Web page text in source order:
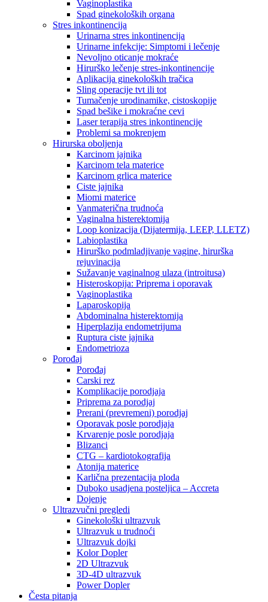
Vaginoplastika
Spad ginekoloških organa
Stres inkontinencija
Urinarna stres inkontinencija
Urinarne infekcije: Simptomi i lečenje
Nevoljno oticanje mokraće
Hirurško lečenje stres-inkontinencije
Aplikacija ginekoloških tračica
Sling operacije tvt ili tot
Tumačenje urodinamike, cistoskopije
Spad bešike i mokraćne cevi
Laser terapija stres inkontinencije
Problemi sa mokrenjem
Hirurska oboljenja
Karcinom jajnika
Karcinom tela materice
Karcinom grlica materice
Ciste jajnika
Miomi materice
Vanmaterična trudnoća
Vaginalna histerektomija
Loop konizacija (Dijatermija, LEEP, LLETZ)
Labioplastika
Hirurško podmladjivanje vagine, hirurška
rejuvinacija
Sužavanje vaginalnog ulaza (introitusa)
Histeroskopija: Priprema i oporavak
Vaginoplastika
Laparoskopija
Abdominalna histerektomija
Hiperplazija endometrijuma
Ruptura ciste jajnika
Endometrioza
Porođaj
Porođaj
Carski rez
Komplikacije porodjaja
Priprema za porodjaj
Prerani (prevremeni) porodjaj
Oporavak posle porodjaja
Krvarenje posle porodjaja
Blizanci
CTG – kardiotokografija
Atonija materice
Karlična prezentacija ploda
Duboko usadjena posteljica – Accreta
Dojenje
Ultrazvučni pregledi
Ginekološki ultrazvuk
Ultrazvuk u trudnoći
Ultrazvuk dojki
Kolor Dopler
2D Ultrazvuk
3D-4D ultrazvuk
Power Dopler
Česta pitanja